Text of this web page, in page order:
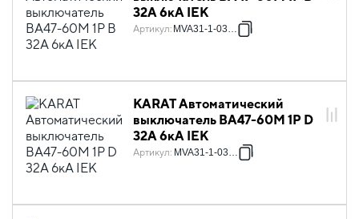
32А 6кА IEK
Артикул: MVA31-1-032-B
KARAT Автоматический
выключатель ВА47-60M 1P D
32А 6кА IEK
Артикул: MVA31-1-032-D